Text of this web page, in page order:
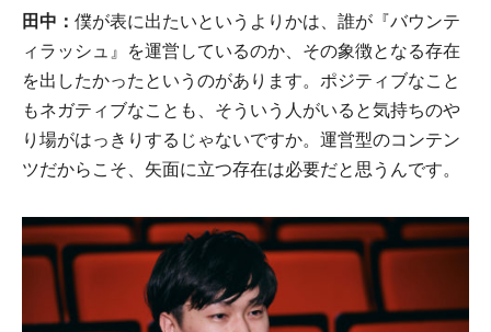
田中： 僕が表に出たいというよりかは、誰が『バウンテ
ィラッシュ』を運営しているのか、その象徴となる存在
を出したかったというのがあります。ポジティブなこと
もネガティブなことも、そういう人がいると気持ちのや
り場がはっきりするじゃないですか。運営型のコンテン
ツだからこそ、矢面に立つ存在は必要だと思うんです。